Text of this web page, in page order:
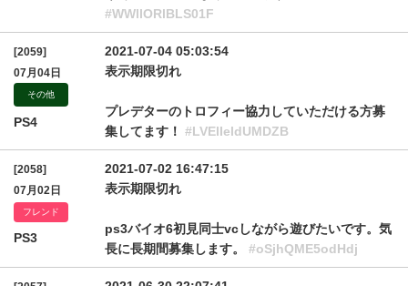
#WWllORlBLS01F
[2059]
07月04日
その他
PS4
2021-07-04 05:03:54
表示期限切れ
プレデターのトロフィー協力していただける方募
集してます！ #LVElIeldUMDZB
[2058]
07月02日
フレンド
PS3
2021-07-02 16:47:15
表示期限切れ
ps3バイオ6初見同士vcしながら遊びたいです。気
長に長期間募集します。 #oSjhQME5odHdj